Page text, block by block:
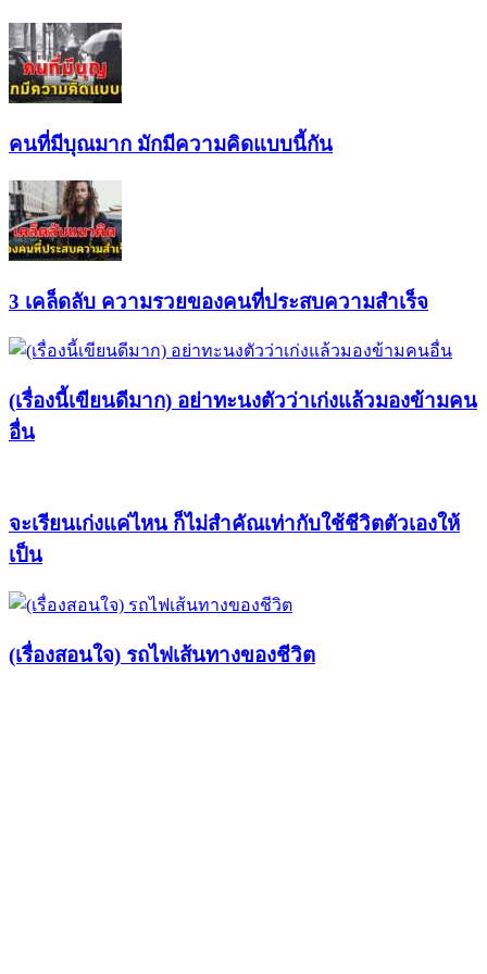
คนที่มีบุณมาก มักมีความคิดแบบนี้กัน
3 เคล็ดลับ ความรวยของคนที่ประสบความสำเร็จ
(เรื่องนี้เขียนดีมาก) อย่าทะนงตัวว่าเก่งแล้วมองข้ามคน
อื่น
จะเรียนเก่งแค่ไหน ก็ไม่สำคัณเท่ากับใช้ชีวิตตัวเองให้
เป็น
(เรื่องสอนใจ) รถไฟเส้นทางของชีวิต